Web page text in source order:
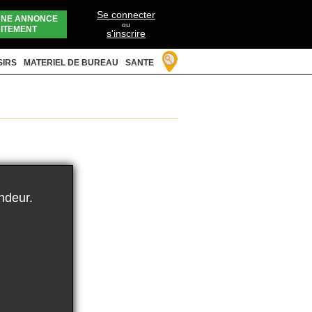
ANNONCE
Se connecter
ou
s'inscrire
MATERIEL DE BUREAU SANTE